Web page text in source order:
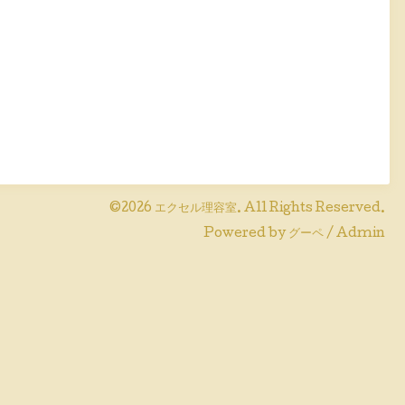
©2026 エクセル理容室. All Rights Reserved.
Powered by グーペ / Admin